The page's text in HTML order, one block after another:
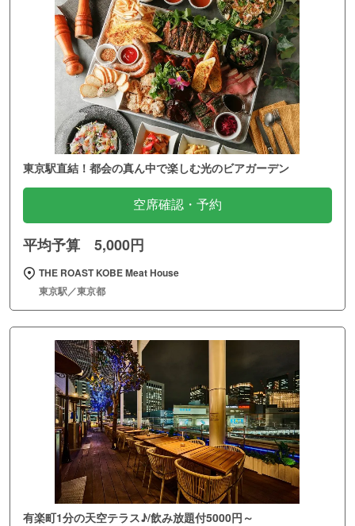
東京駅直結！都会の真ん中で楽しむ光のビアガーデン
空席確認・予約
平均予算 5,000円
THE ROAST KOBE Meat House
東京駅／東京都
有楽町1分の天空テラス♪/飲み放題付5000円～